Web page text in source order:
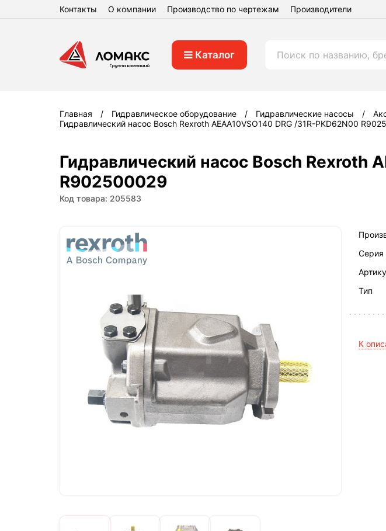
Контакты О компании Производство по чертежам Производители
Каталог
Главная Гидравлическое оборудование Гидравлические насосы
Гидравлический насос Bosch Rexroth AEAA10VSO140 DRG /31R-PKD62N00
Гидравлический насос Bosch Rexroth
R902500029
Код товара: 205583
Серия
Тип
К